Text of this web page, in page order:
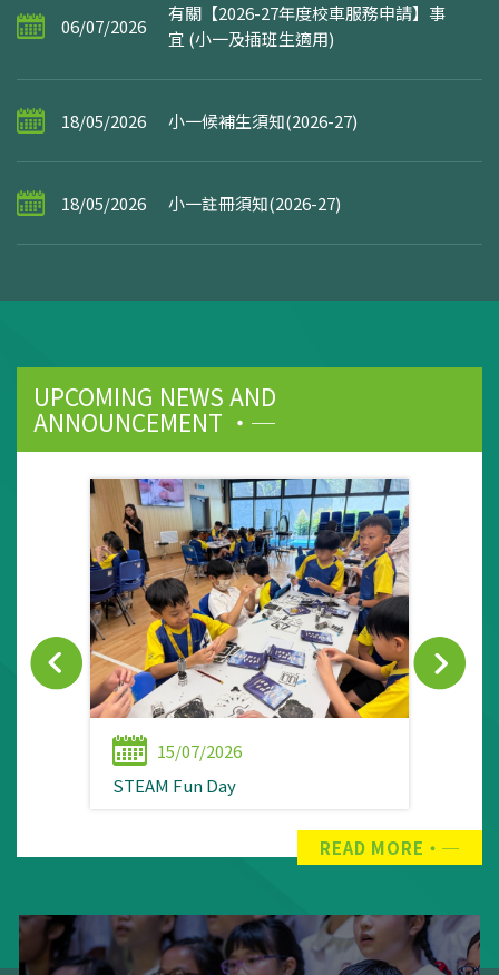
06/07/2026
有關【2026-27年度校車服務申請】事
宜 (小一及插班生適用)
18/05/2026 小一候補生須知(2026-27)
18/05/2026 小一註冊須知(2026-27)
UPCOMING NEWS AND
ANNOUNCEMENT
15/07/2026
STEAM Fun Day
READ MORE